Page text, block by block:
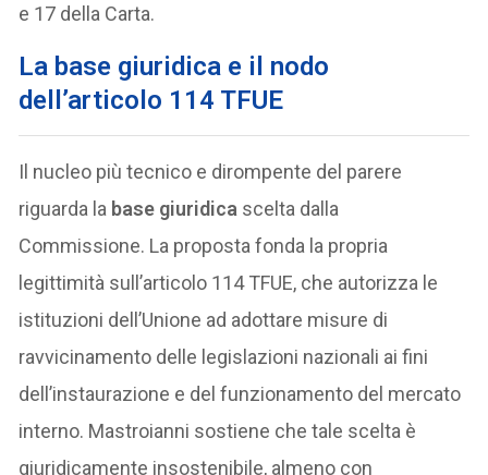
e 17 della Carta.
La base giuridica e il nodo
dell’articolo 114 TFUE
Il nucleo più tecnico e dirompente del parere
riguarda la base giuridica scelta dalla
Commissione. La proposta fonda la propria
legittimità sull’articolo 114 TFUE, che autorizza le
istituzioni dell’Unione ad adottare misure di
ravvicinamento delle legislazioni nazionali ai fini
dell’instaurazione e del funzionamento del mercato
interno. Mastroianni sostiene che tale scelta è
giuridicamente insostenibile, almeno con